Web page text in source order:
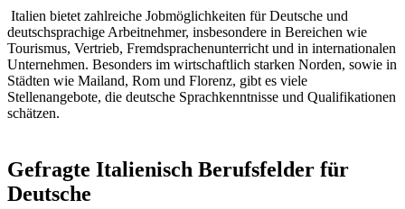
Italien bietet zahlreiche Jobmöglichkeiten für Deutsche und
deutschsprachige Arbeitnehmer, insbesondere in Bereichen wie
Tourismus, Vertrieb, Fremdsprachenunterricht und in internationalen
Unternehmen. Besonders im wirtschaftlich starken Norden, sowie in
Städten wie Mailand, Rom und Florenz, gibt es viele
Stellenangebote, die deutsche Sprachkenntnisse und Qualifikationen
schätzen.
Gefragte Italienisch Berufsfelder für
Deutsche